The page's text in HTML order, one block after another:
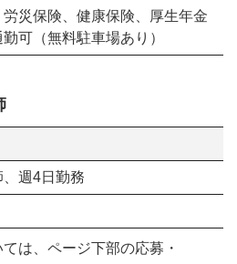
労災保険、健康保険、厚生年金
可（無料駐車場あり）
週4日勤務
は、ページ下部の応募・